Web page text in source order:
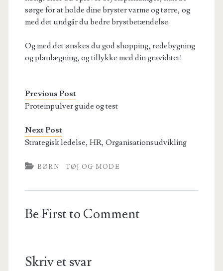
sørge for at holde dine bryster varme og tørre, og
med det undgår du bedre brystbetændelse.
Og med det ønskes du god shopping, redebygning
og planlægning, og tillykke med din graviditet!
Previous Post
Proteinpulver guide og test
Next Post
Strategisk ledelse, HR, Organisationsudvikling
BØRN TØJ OG MODE
Be First to Comment
Skriv et svar